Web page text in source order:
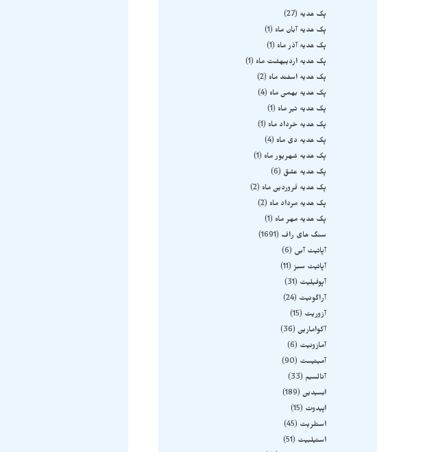
پک هدیه
27
پک هدیه آبان ماه
1
پک هدیه آذر ماه
1
پک هدیه اردیبهشت ماه
1
پک هدیه اسفند ماه
2
پک هدیه بهمن ماه
4
پک هدیه تیر ماه
1
پک هدیه خرداد ماه
1
پک هدیه دی ماه
4
پک هدیه شهریور ماه
1
پک هدیه عشق
6
پک هدیه فروردین ماه
2
پک هدیه مرداد ماه
2
پک هدیه مهر ماه
1
سنگ های راف
1691
آپاتیت آبی
6
آپاتیت سبز 11
آپوفیلیت
31
آراگونیت
24
آزوریت
15
آکوامارین 36
آمازونیت
6
آمیتیست
90
آنالسیم
33
ابسیدین 189
اپیدوت
15
استلریت
45
استیلبیت
51